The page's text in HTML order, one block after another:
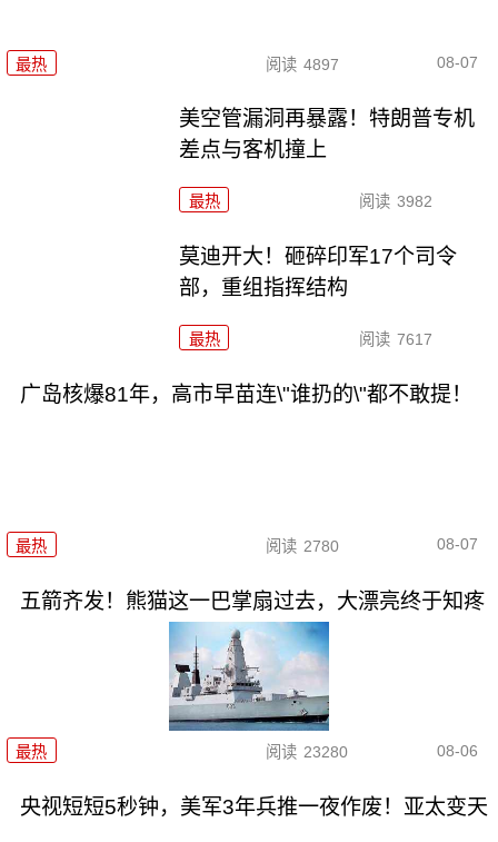
最热 阅读 4897 08-07
美空管漏洞再暴露！特朗普专机
差点与客机撞上
最热 阅读 3982
莫迪开大！砸碎印军17个司令
部，重组指挥结构
最热 阅读 7617
广岛核爆81年，高市早苗连\"谁扔的\"都不敢提！
最热 阅读 2780 08-07
五箭齐发！熊猫这一巴掌扇过去，大漂亮终于知疼
最热 阅读 23280 08-06
央视短短5秒钟，美军3年兵推一夜作废！亚太变天